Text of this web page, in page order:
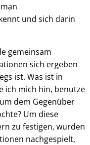
und sich darin
gemeinsam
sich ergeben
ist. Was ist in
ich mich hin, benutze
dem Gegenüber
Um diese
zu festigen, wurden
nachgespielt,